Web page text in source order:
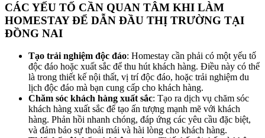
CÁC YẾU TỐ CẦN QUAN TÂM KHI LÀM
HOMESTAY ĐỂ DẪN ĐẦU THỊ TRƯỜNG TẠI
ĐỒNG NAI
Tạo trải nghiệm độc đáo: Homestay cần phải có một yếu tố
độc đáo hoặc xuất sắc để thu hút khách hàng. Điều này có thể
là trong thiết kế nội thất, vị trí độc đáo, hoặc trải nghiệm du
lịch độc đáo mà bạn cung cấp cho khách hàng.
Chăm sóc khách hàng xuất sắc: Tạo ra dịch vụ chăm sóc
khách hàng xuất sắc để tạo ấn tượng mạnh mẽ với khách
hàng. Phản hồi nhanh chóng, đáp ứng các yêu cầu đặc biệt,
và đảm bảo sự thoải mái và hài lòng cho khách hàng.